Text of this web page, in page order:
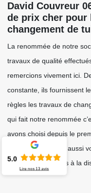
David Couvreur
de prix cher pour
changement de
La renommée de notre
travaux de qualité
remercions vivement ici.
constante, ils fournissent
règles les travaux de
qui fait notre renommée
avons choisi depuis le
prix pas cher. Vous aussi
cher. Nous sommes à la
5.0
Lire nos13 avis